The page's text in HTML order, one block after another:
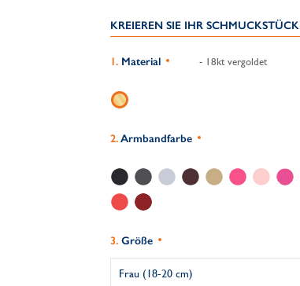
KREIEREN SIE IHR SCHMUCKSTÜCK
Material - 18kt vergoldet
Armbandfarbe
Größe